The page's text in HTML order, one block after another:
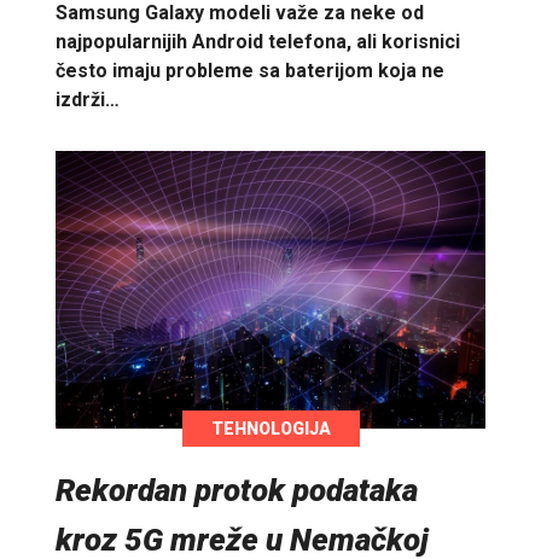
Samsung Galaxy modeli važe za neke od
najpopularnijih Android telefona, ali korisnici
često imaju probleme sa baterijom koja ne
izdrži…
TEHNOLOGIJA
Rekordan protok podataka
kroz 5G mreže u Nemačkoj